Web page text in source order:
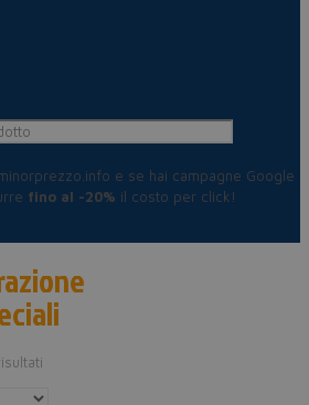
e se hai campagne Google
fino al -20% il costo per click!